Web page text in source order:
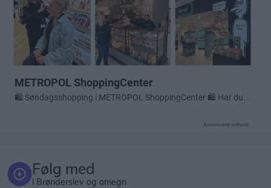
Annonceret indhold
Følg med
i Brønderslev og omegn